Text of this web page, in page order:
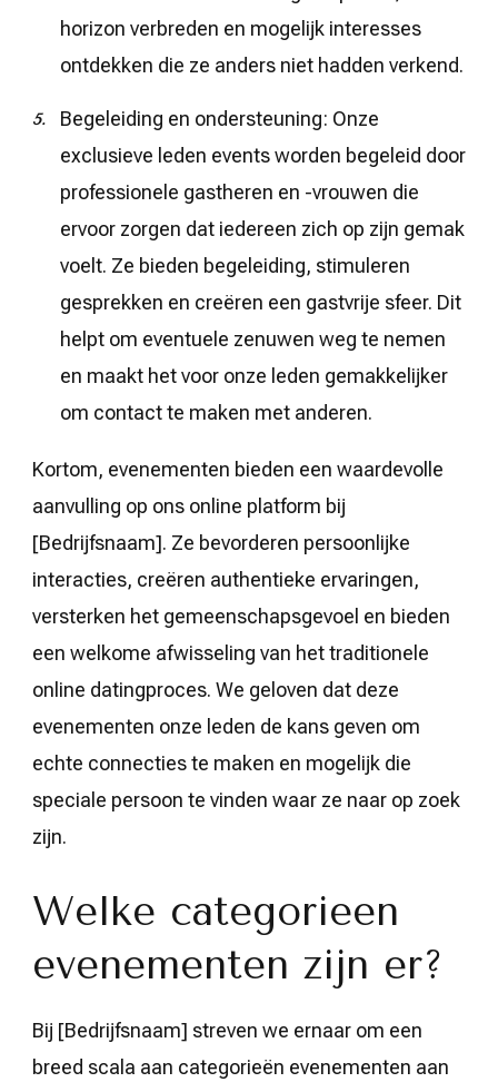
horizon verbreden en mogelijk interesses
ontdekken die ze anders niet hadden verkend.
Begeleiding en ondersteuning: Onze
exclusieve leden events worden begeleid door
professionele gastheren en -vrouwen die
ervoor zorgen dat iedereen zich op zijn gemak
voelt. Ze bieden begeleiding, stimuleren
gesprekken en creëren een gastvrije sfeer. Dit
helpt om eventuele zenuwen weg te nemen
en maakt het voor onze leden gemakkelijker
om contact te maken met anderen.
Kortom, evenementen bieden een waardevolle
aanvulling op ons online platform bij
[Bedrijfsnaam]. Ze bevorderen persoonlijke
interacties, creëren authentieke ervaringen,
versterken het gemeenschapsgevoel en bieden
een welkome afwisseling van het traditionele
online datingproces. We geloven dat deze
evenementen onze leden de kans geven om
echte connecties te maken en mogelijk die
speciale persoon te vinden waar ze naar op zoek
zijn.
Welke categorieen
evenementen zijn er?
Bij [Bedrijfsnaam] streven we ernaar om een
breed scala aan categorieën evenementen aan